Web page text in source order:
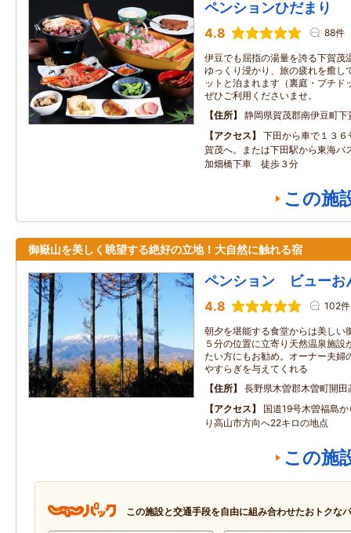
ペンションひだまり
4.8 88件
伊豆でも屈指の湯量を誇る下賀茂
ゆっくり浸かり、旅の疲れを癒し
ットと泊まれます（裏庭・プチド
ぜひご利用くださいませ。
住所
静岡県賀茂郡南伊豆町下
アクセス
下田から車で１３
賀茂へ。または下田駅から東海
加畑橋下車 徒歩３分
この施
御嶽山を美しく眺望する絶好の立地！大自然に触れる宿
ペンション ビューお
4.8 102件
朝夕を堪能する食堂からは美しい
５分の位置に立寄り天然温泉施設
たい方にもお勧め。オーナー夫婦
やすらぎを与えてくれる
住所
長野県木曽郡木曽町開田
アクセス
国道19号木曽福島
り高山市方向へ22キロの地点
この施
この施設と交通手段を自由に組み合わせたおトクな